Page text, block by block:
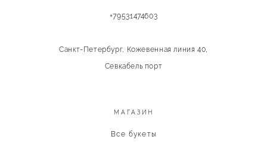
+79531474603
Санкт-Петербург, Кожевенная линия 40,
Севкабель порт
МАГАЗИН
Все букеты